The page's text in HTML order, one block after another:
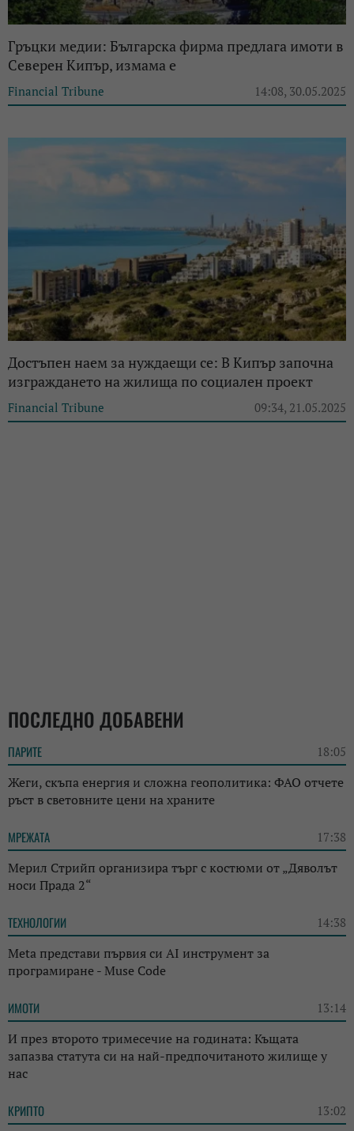
Гръцки медии: Българска фирма предлага имоти в
Северен Кипър, измама е
Financial Tribune 14:08, 30.05.2025
Достъпен наем за нуждаещи се: В Кипър започна
изграждането на жилища по социален проект
Financial Tribune 09:34, 21.05.2025
ПОСЛЕДНО ДОБАВЕНИ
ПАРИТЕ 18:05
Жеги, скъпа енергия и сложна геополитика: ФАО отчете
ръст в световните цени на храните
МРЕЖАТА 17:38
Мерил Стрийп организира търг с костюми от „Дяволът
носи Прада 2“
ТЕХНОЛОГИИ 14:38
Meta представи първия си AI инструмент за
програмиране - Muse Code
ИМОТИ 13:14
И през второто тримесечие на годината: Къщата
запазва статута си на най-предпочитаното жилище у
нас
КРИПТО 13:02